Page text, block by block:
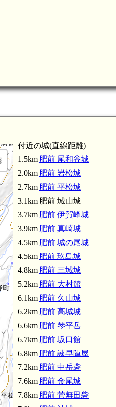
付近の城(直線距離)
1.5km 肥前 尾和谷城
2.0km 肥前 岩松城
2.7km 肥前 平松城
3.1km 肥前 城山城
3.7km 肥前 伊賀峰城
3.9km 肥前 真崎城
4.5km 肥前 城の尾城
4.5km 肥前 玖島城
4.8km 肥前 三城城
5.2km 肥前 大村館
6.1km 肥前 久山城
6.2km 肥前 高城城
6.6km 肥前 琴平岳
6.7km 肥前 坂口館
6.8km 肥前 諫早陣屋
7.2km 肥前 中岳砦
7.6km 肥前 金尾城
7.8km 肥前 菅無田砦